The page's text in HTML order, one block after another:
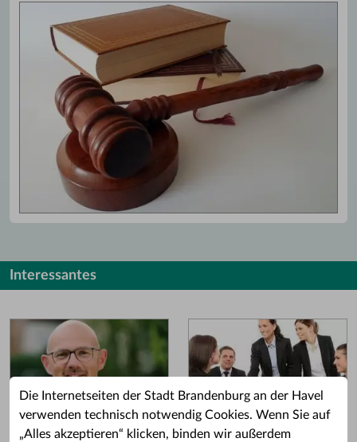
Die Internetseiten der Stadt Brandenburg an der Havel
verwenden technisch notwendig Cookies. Wenn Sie auf
„Alles akzeptieren“ klicken, binden wir außerdem
Interessantes